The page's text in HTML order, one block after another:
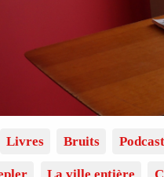
Livres Bruits Podcast